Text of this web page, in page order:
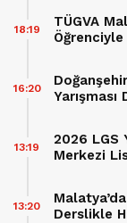
TÜGVA
18:19
Yarışması
16:20
2026 LGS
Merkezi
13:19
Derslikle
13:20